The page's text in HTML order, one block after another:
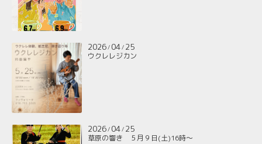
2026/ 04/ 25
ウクレレジカン
2026/ 04/ 25
草原の響き ５月９日(土)16時～